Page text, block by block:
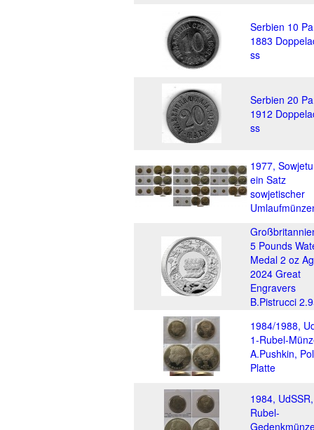
Serbien 10
1883
ss
Serbien 20
1912
ss
1977,
ein Satz
sowjetischer
5 Pounds
Medal 2 oz
2024 Great
Engravers
B.Pistrucci
1984/1988,
1-Rubel-
A.Pushkin,
Platte
1984,
Rubel-